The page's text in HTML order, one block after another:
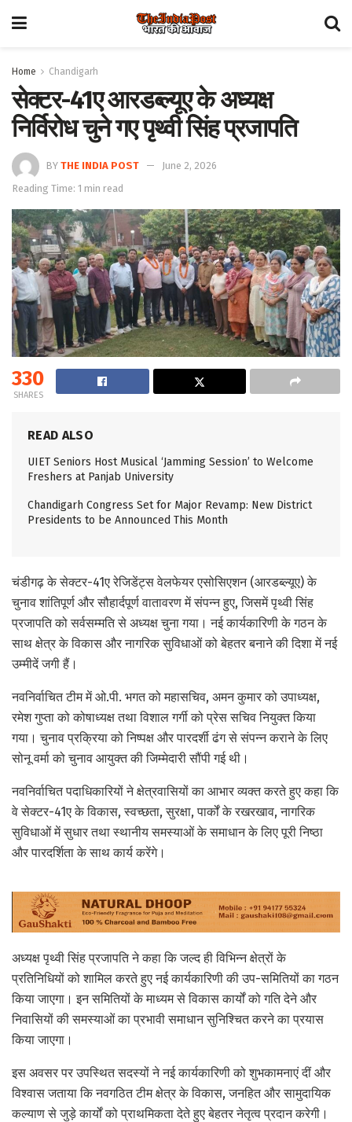
Home Chandigarh
सेक्टर-41ए आरडब्ल्यूए के अध्यक्ष
निर्विरोध चुने गए पृथ्वी सिंह प्रजापति
BY THE INDIA POST
June 2, 2026
Reading Time: 1 min read
330
SHARES
READ ALSO
UIET Seniors Host Musical ‘Jamming Session’ to Welcome
Freshers at Panjab University
Chandigarh Congress Set for Major Revamp: New District
Presidents to be Announced This Month
चंडीगढ़ के सेक्टर-41ए रेजिडेंट्स वेलफेयर एसोसिएशन (आरडब्ल्यूए) के
चुनाव शांतिपूर्ण और सौहार्दपूर्ण वातावरण में संपन्न हुए, जिसमें पृथ्वी सिंह
प्रजापति को सर्वसम्मति से अध्यक्ष चुना गया। नई कार्यकारिणी के गठन के
साथ क्षेत्र के विकास और नागरिक सुविधाओं को बेहतर बनाने की दिशा में नई
उम्मीदें जगी हैं।
नवनिर्वाचित टीम में ओ.पी. भगत को महासचिव, अमन कुमार को उपाध्यक्ष,
रमेश गुप्ता को कोषाध्यक्ष तथा विशाल गर्गी को प्रेस सचिव नियुक्त किया
गया। चुनाव प्रक्रिया को निष्पक्ष और पारदर्शी ढंग से संपन्न कराने के लिए
सोनू वर्मा को चुनाव आयुक्त की जिम्मेदारी सौंपी गई थी।
नवनिर्वाचित पदाधिकारियों ने क्षेत्रवासियों का आभार व्यक्त करते हुए कहा कि
वे सेक्टर-41ए के विकास, स्वच्छता, सुरक्षा, पार्कों के रखरखाव, नागरिक
सुविधाओं में सुधार तथा स्थानीय समस्याओं के समाधान के लिए पूरी निष्ठा
और पारदर्शिता के साथ कार्य करेंगे।
अध्यक्ष पृथ्वी सिंह प्रजापति ने कहा कि जल्द ही विभिन्न क्षेत्रों के
प्रतिनिधियों को शामिल करते हुए नई कार्यकारिणी की उप-समितियों का गठन
किया जाएगा। इन समितियों के माध्यम से विकास कार्यों को गति देने और
निवासियों की समस्याओं का प्रभावी समाधान सुनिश्चित करने का प्रयास
किया जाएगा।
इस अवसर पर उपस्थित सदस्यों ने नई कार्यकारिणी को शुभकामनाएं दीं और
विश्वास जताया कि नवगठित टीम क्षेत्र के विकास, जनहित और सामुदायिक
कल्याण से जुड़े कार्यों को प्राथमिकता देते हुए बेहतर नेतृत्व प्रदान करेगी।